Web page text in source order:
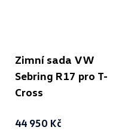
Zimní sada VW
Sebring R17 pro T-
Cross
44 950 Kč